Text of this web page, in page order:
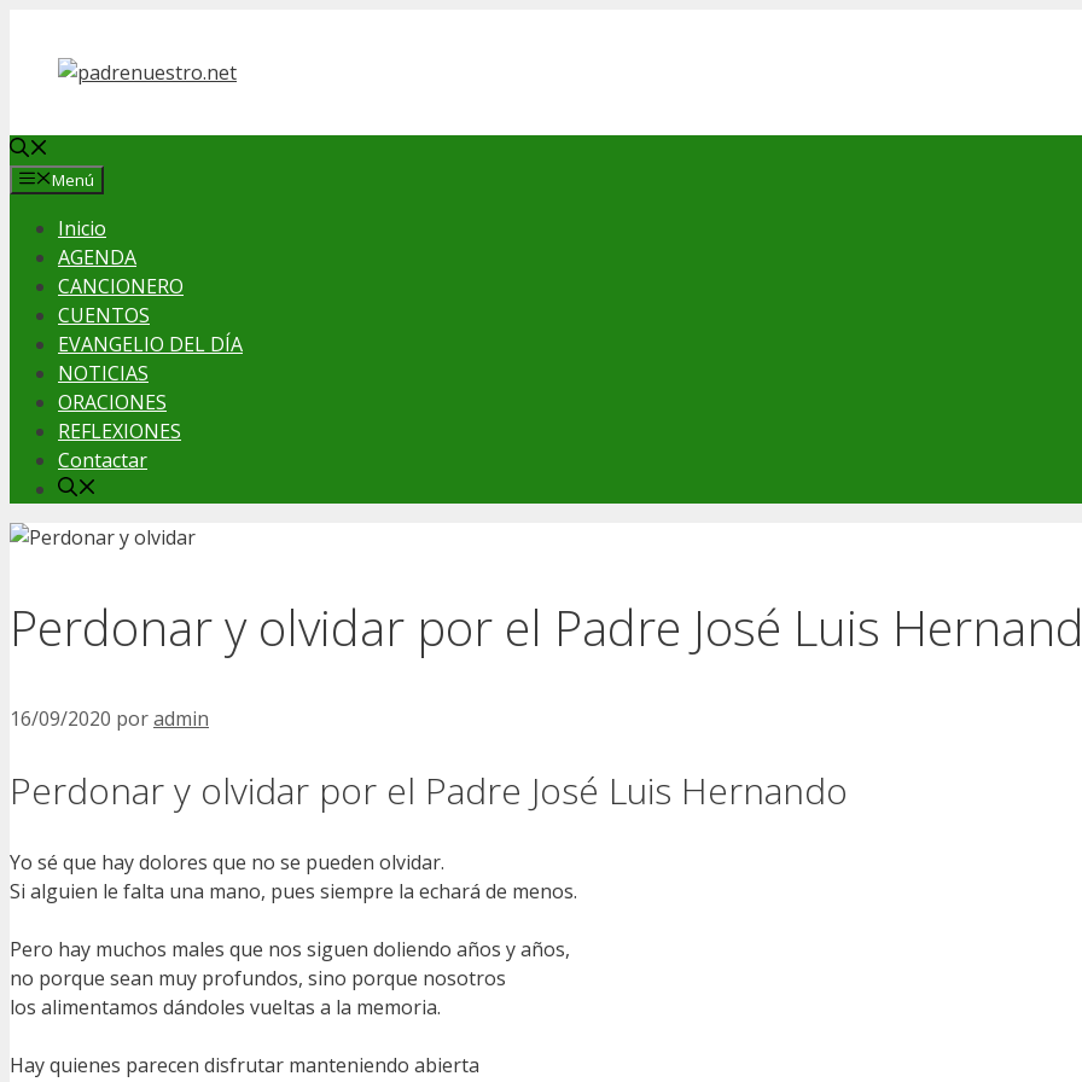
contenido
Menú
Inicio
AGENDA
CANCIONERO
CUENTOS
EVANGELIO DEL DÍA
NOTICIAS
ORACIONES
REFLEXIONES
Contactar
Perdonar y olvidar por el Padre José Luis
16/09/2020 poradmin
Perdonar y olvidar por el Padre José Luis Hernando
Yo sé que hay dolores que no se pueden olvidar.
Si alguien le falta una mano, pues siempre la echará de menos.
Pero hay muchos males que nos siguen doliendo años y años,
no porque sean muy profundos, sino porque nosotros
los alimentamos dándoles vueltas a la memoria.
Hay quienes parecen disfrutar manteniendo abierta